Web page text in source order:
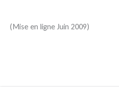
(Mise en ligne Juin 2009)